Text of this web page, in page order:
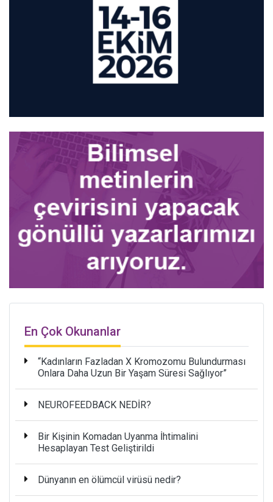
En Çok Okunanlar
“Kadınların Fazladan X Kromozomu Bulundurması
Onlara Daha Uzun Bir Yaşam Süresi Sağlıyor”
NEUROFEEDBACK NEDİR?
Bir Kişinin Komadan Uyanma İhtimalini
Hesaplayan Test Geliştirildi
Dünyanın en ölümcül virüsü nedir?